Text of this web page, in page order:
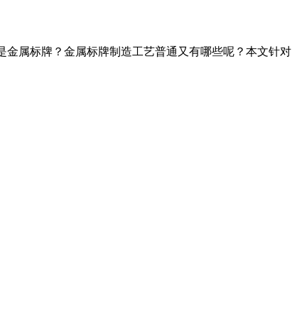
属标牌？金属标牌制造工艺普通又有哪些呢？本文针对